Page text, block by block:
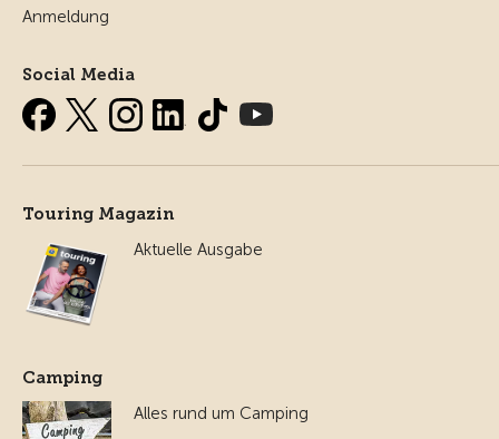
Anmeldung
Social Media
Touring Magazin
Aktuelle Ausgabe
Camping
Alles rund um Camping